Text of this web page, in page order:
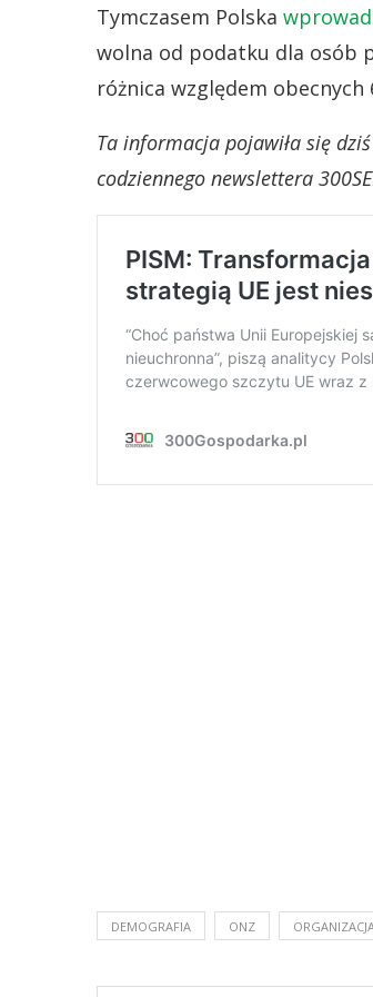
Tymczasem Polska
wolna od podatku dla osób
różnica względem obecnych
Ta informacja pojawiła się
codziennego newslettera
DEMOGRAFIA ONZ